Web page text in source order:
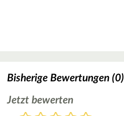
Bisherige Bewertungen (0)
Jetzt bewerten